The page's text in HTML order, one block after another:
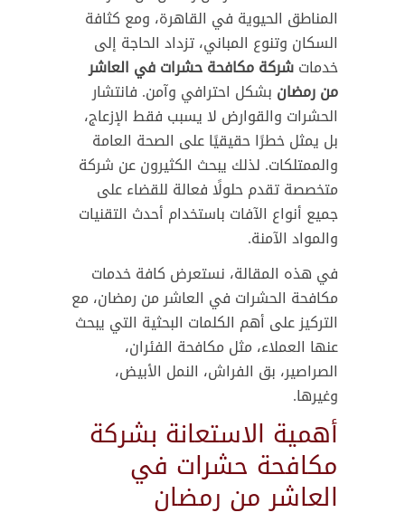
المناطق الحيوية في القاهرة، ومع كثافة
السكان وتنوع المباني، تزداد الحاجة إلى
خدماتشركة مكافحة حشرات في العاشر
من رمضان بشكل احترافي وآمن. فانتشار
الحشرات والقوارض لا يسبب فقط الإزعاج،
بل يمثل خطرًا حقيقيًا على الصحة العامة
والممتلكات. لذلك يبحث الكثيرون عن شركة
متخصصة تقدم حلولًا فعالة للقضاء على
جميع أنواع الآفات باستخدام أحدث التقنيات
والمواد الآمنة.
في هذه المقالة، نستعرض كافة خدمات
مكافحة الحشرات في العاشر من رمضان، مع
التركيز على أهم الكلمات البحثية التي يبحث
عنها العملاء، مثل مكافحة الفئران،
الصراصير، بق الفراش، النمل الأبيض،
وغيرها.
أهمية الاستعانة بشركة
مكافحة حشرات في
العاشر من رمضان